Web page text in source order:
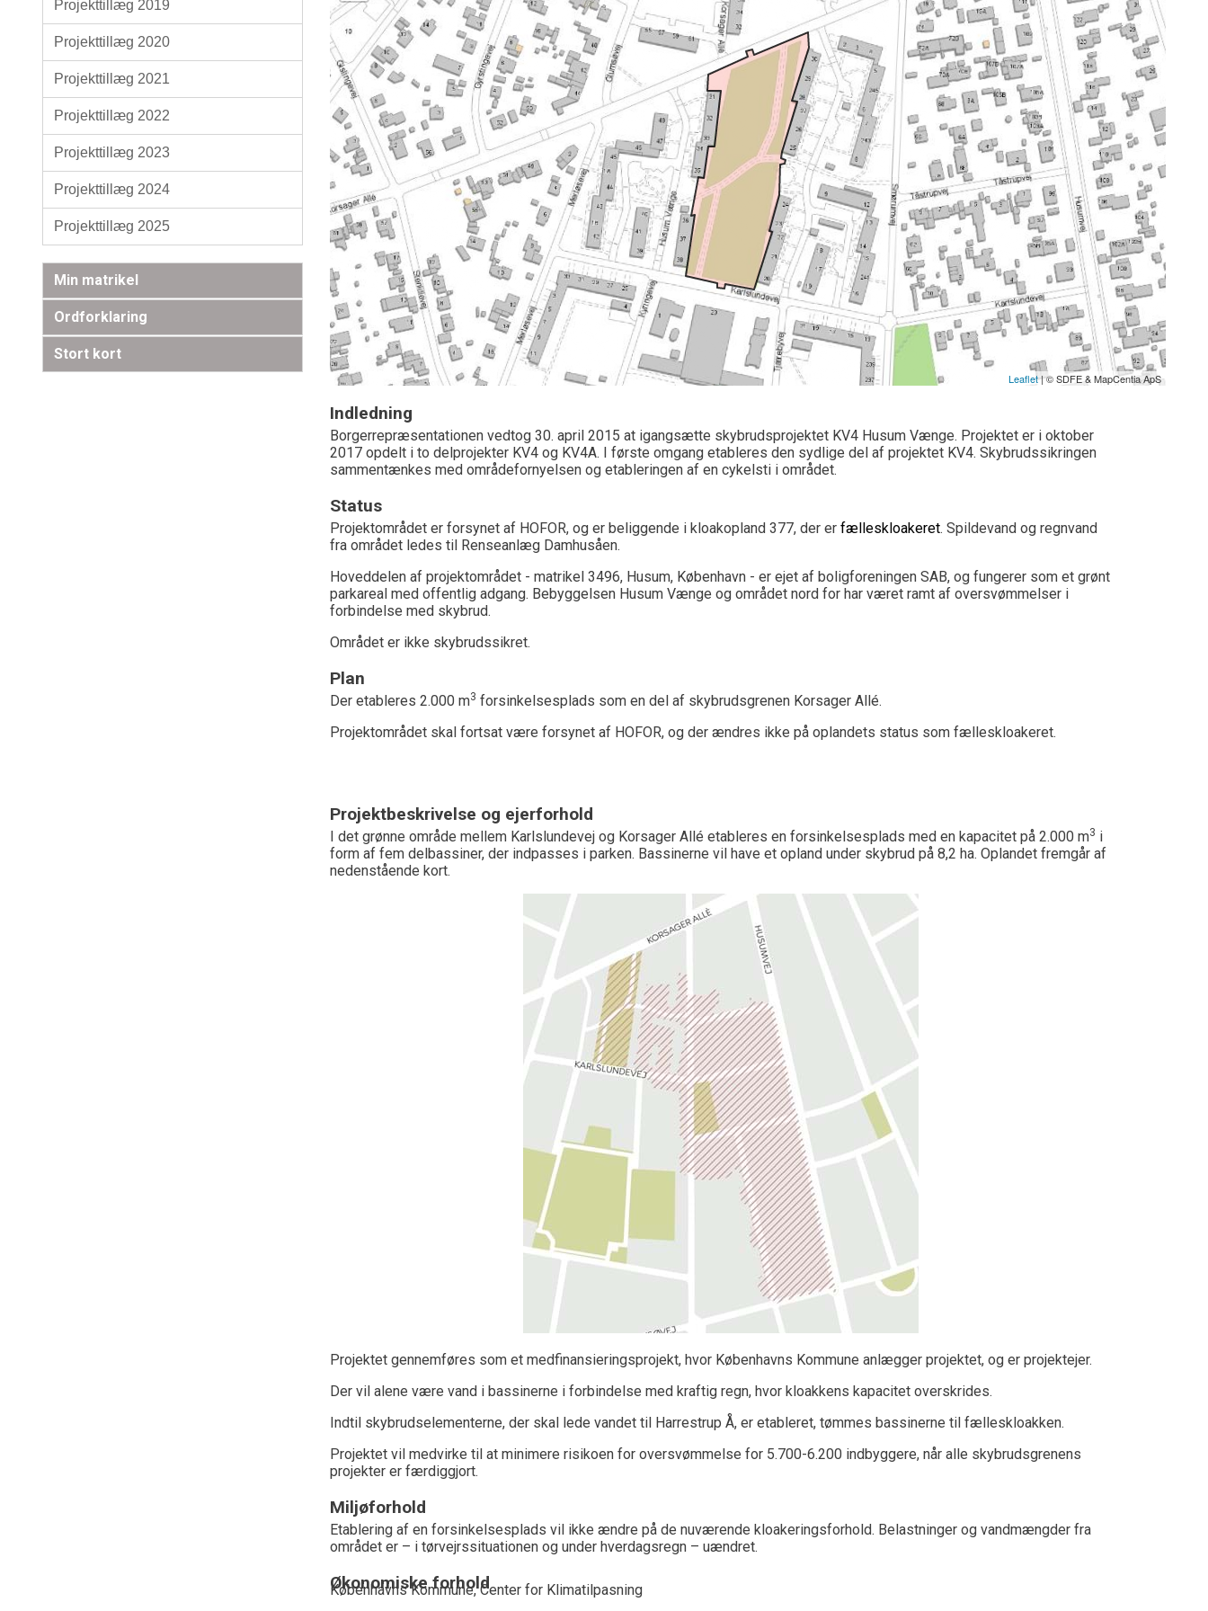
Projekttillæg 2019
Projekttillæg 2020
Projekttillæg 2021
Projekttillæg 2022
Projekttillæg 2023
Projekttillæg 2024
Projekttillæg 2025
Min matrikel
Ordforklaring
Stort kort
Leaflet| © SDFE & MapCentia ApS
Indledning
Borgerrepræsentationen vedtog 30. april 2015 at igangsætte skybrudsprojektet KV4 Husum Vænge. Projektet er i oktober
2017 opdelt i to delprojekter KV4 og KV4A. I første omgang etableres den sydlige del af projektet KV4. Skybrudssikringen
sammentænkes med områdefornyelsen og etableringen af en cykelsti i området.
Status
Projektområdet er forsynet af HOFOR, og er beliggende i kloakopland 377, der er fælleskloakeret. Spildevand og regnvand
fra området ledes til Renseanlæg Damhusåen.
Hoveddelen af projektområdet - matrikel 3496, Husum, København - er ejet af boligforeningen SAB, og fungerer som et grønt
parkareal med offentlig adgang. Bebyggelsen Husum Vænge og området nord for har været ramt af oversvømmelser i
forbindelse med skybrud.
Området er ikke skybrudssikret.
Plan
Der etableres 2.000 m3 forsinkelsesplads som en del af skybrudsgrenen Korsager Allé.
Projektområdet skal fortsat være forsynet af HOFOR, og der ændres ikke på oplandets status som fælleskloakeret.
Projektbeskrivelse og ejerforhold
I det grønne område mellem Karlslundevej og Korsager Allé etableres en forsinkelsesplads med en kapacitet på 2.000 m3 i
form af fem delbassiner, der indpasses i parken. Bassinerne vil have et opland under skybrud på 8,2 ha. Oplandet fremgår af
nedenstående kort.
Projektet gennemføres som et medfinansieringsprojekt, hvor Københavns Kommune anlægger projektet, og er projektejer.
Der vil alene være vand i bassinerne i forbindelse med kraftig regn, hvor kloakkens kapacitet overskrides.
Indtil skybrudselementerne, der skal lede vandet til Harrestrup Å, er etableret, tømmes bassinerne til fælleskloakken.
Projektet vil medvirke til at minimere risikoen for oversvømmelse for 5.700-6.200 indbyggere, når alle skybrudsgrenens
projekter er færdiggjort.
Miljøforhold
Etablering af en forsinkelsesplads vil ikke ændre på de nuværende kloakeringsforhold. Belastninger og vandmængder fra
området er – i tørvejrssituationen og under hverdagsregn – uændret.
Økonomiske forhold
Københavns Kommune, Center for Klimatilpasning